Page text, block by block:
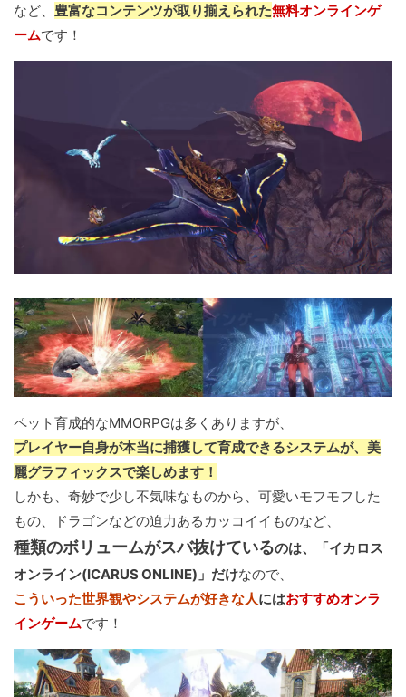
など、 豊富なコンテンツが取り揃えられた無料オンラインゲ
ームです！
ペット育成的なMMORPGは多くありますが、
プレイヤー自身が本当に捕獲して育成できるシステムが、美
麗グラフィックスで楽しめます！
しかも、奇妙で少し不気味なものから、可愛いモフモフした
もの、ドラゴンなどの迫力あるカッコイイものなど、
種類のボリュームがスバ抜けているのは、「イカロス
オンライン(ICARUS ONLINE)」だけなので、
こういった世界観やシステムが好きな人にはおすすめオンラ
インゲームです！